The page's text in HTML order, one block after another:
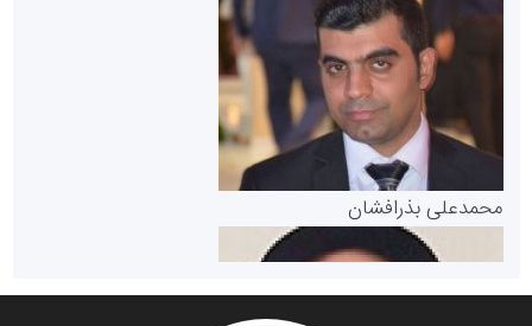
پایگاه خبری گفتمان یزد
سازمان بورس و اوراق بهادار
مرجع اخبار موثق در بازارسرمایه
محمدعلی بذرافشان